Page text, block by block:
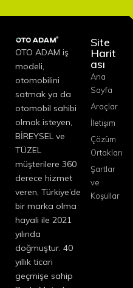
OTO ADAM iş
modeli,
otomobilini
satmak ya da
otomobil sahibi
olmak isteyen,
BİREYSEL ve
TÜZEL
müşterilere 360
derece hizmet
veren, Türkiye’de
bir marka olma
hayali ile 2021
yılında
doğmuştur. 40
yıllık ticari
geçmişe sahip
Site
Harit
ası
Ana
Sayfa
Araçlar
İletişim
Çözüm
Ortakları
Şartlar
ve
Koşullar